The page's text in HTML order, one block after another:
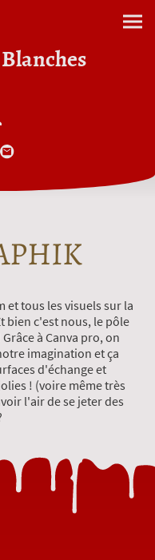
et tous les visuels sur la
bien c'est nous, le pôle
à Canva pro, on
imagination et ça
d'échange et
! (voire même très
l'air de se jeter des